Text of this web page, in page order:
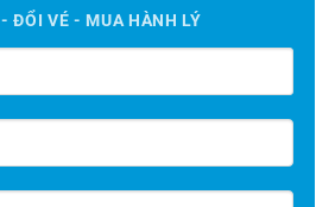
ĐỔI VÉ - MUA HÀNH LÝ